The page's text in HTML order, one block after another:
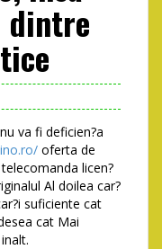
va fi deficien?a
oferta de
licen?
Al doilea car?
suficiente cat
cat Mai